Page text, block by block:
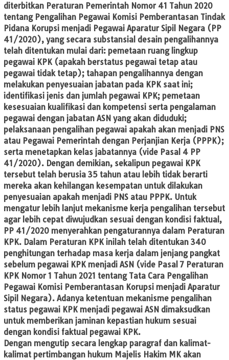
diterbitkan Peraturan Pemerintah Nomor 41 Tahun 2020
tentang Pengalihan Pegawai Komisi Pemberantasan Tindak
Pidana Korupsi menjadi Pegawai Aparatur Sipil Negara (PP
41/2020), yang secara substansial desain pengalihannya
telah ditentukan mulai dari: pemetaan ruang lingkup
pegawai KPK (apakah berstatus pegawai tetap atau
pegawai tidak tetap); tahapan pengalihannya dengan
melakukan penyesuaian jabatan pada KPK saat ini;
identifikasi jenis dan jumlah pegawai KPK; pemetaan
kesesuaian kualifikasi dan kompetensi serta pengalaman
pegawai dengan jabatan ASN yang akan diduduki;
pelaksanaan pengalihan pegawai apakah akan menjadi PNS
atau Pegawai Pemerintah dengan Perjanjian Kerja (PPPK);
serta menetapkan kelas jabatannya (vide Pasal 4 PP
41/2020). Dengan demikian, sekalipun pegawai KPK
tersebut telah berusia 35 tahun atau lebih tidak berarti
mereka akan kehilangan kesempatan untuk dilakukan
penyesuaian apakah menjadi PNS atau PPPK. Untuk
mengatur lebih lanjut mekanisme kerja pengalihan tersebut
agar lebih cepat diwujudkan sesuai dengan kondisi faktual,
PP 41/2020 menyerahkan pengaturannya dalam Peraturan
KPK. Dalam Peraturan KPK inilah telah ditentukan 340
penghitungan terhadap masa kerja dalam jenjang pangkat
sebelum pegawai KPK menjadi ASN (vide Pasal 7 Peraturan
KPK Nomor 1 Tahun 2021 tentang Tata Cara Pengalihan
Pegawai Komisi Pemberantasan Korupsi menjadi Aparatur
Sipil Negara). Adanya ketentuan mekanisme pengalihan
status pegawai KPK menjadi pegawai ASN dimaksudkan
untuk memberikan jaminan kepastian hukum sesuai
dengan kondisi faktual pegawai KPK.
Dengan mengutip secara lengkap paragraf dan kalimat-
kalimat pertimbangan hukum Majelis Hakim MK akan